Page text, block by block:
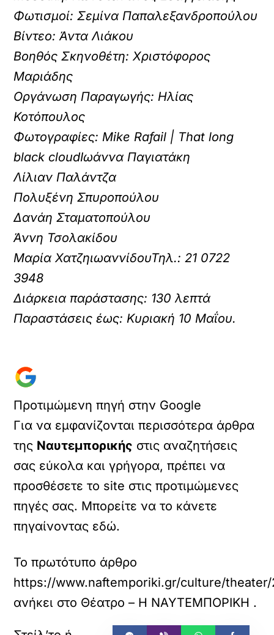
Φωτισμοί: Σεμίνα Παπαλεξανδροπούλου
Βίντεο: Άντα Λιάκου
Βοηθός Σκηνοθέτη: Χριστόφορος
Μαριάδης
Οργάνωση Παραγωγής: Ηλίας
Κοτόπουλος
Φωτογραφίες: Mike Rafail | That long
black cloudΙωάννα Παγιατάκη
Λίλιαν Παλάντζα
Πολυξένη Σπυροπούλου
Δανάη Σταματοπούλου
Άννη Τσολακίδου
Μαρία ΧατζηιωαννίδουΤηλ.: 21 0722
3948
Διάρκεια παράστασης: 130 λεπτά
Παραστάσεις έως: Κυριακή 10 Μαΐου.
Προτιμώμενη πηγή στην Google
Για να εμφανίζονται περισσότερα άρθρα
της Ναυτεμπορικής στις αναζητήσεις
σας εύκολα και γρήγορα, πρέπει να
προσθέσετε το site στις προτιμώμενες
πηγές σας. Μπορείτε να το κάνετε
πηγαίνοντας εδώ.
Το πρωτότυπο άρθρο
https://www.naftemporiki.gr/culture/
ανήκει στο Θέατρο – Η ΝΑΥΤΕΜΠΟΡΙΚΗ .